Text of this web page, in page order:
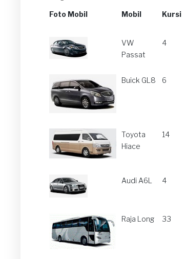
Foto Mobil Mobil Kursi
Foto Mobil
Mobil Kursi
VW
Passat
4
Buick GL8 6
Toyota
Hiace
14
Audi A6L 4
Raja Long 33